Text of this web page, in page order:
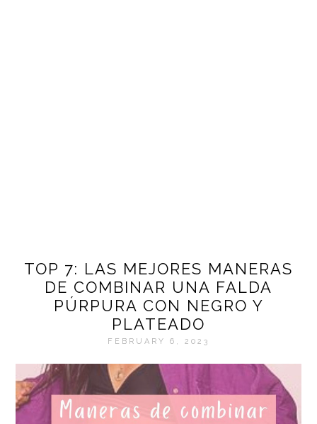
TOP 7: LAS MEJORES MANERAS
DE COMBINAR UNA FALDA
PÚRPURA CON NEGRO Y
PLATEADO
FEBRUARY 6, 2023